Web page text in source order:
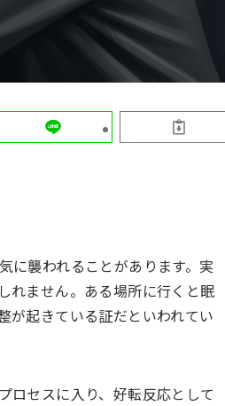
に襲われることがあります。実
れません。ある場所に行くと眠
が起きている証だといわれてい
ロセスに入り、好転反応として